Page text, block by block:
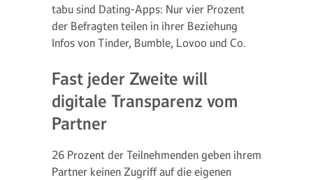
tabu sind Dating-Apps: Nur vier Prozent
der Befragten teilen in ihrer Beziehung
Infos von Tinder, Bumble, Lovoo und Co.
Fast jeder Zweite will
digitale Transparenz vom
Partner
26 Prozent der Teilnehmenden geben ihrem
Partner keinen Zugriff auf die eigenen